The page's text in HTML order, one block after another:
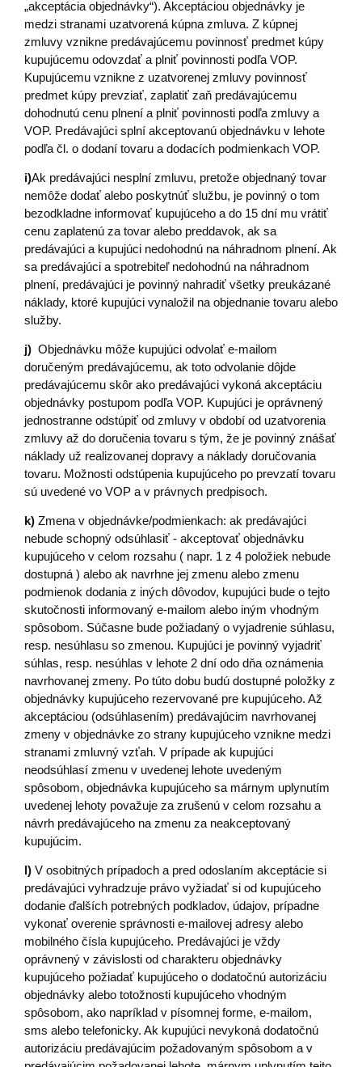
„akceptácia objednávky“). Akceptáciou objednávky je
medzi stranami uzatvorená kúpna zmluva. Z kúpnej
zmluvy vznikne predávajúcemu povinnosť predmet kúpy
kupujúcemu odovzdať a plniť povinnosti podľa VOP.
Kupujúcemu vznikne z uzatvorenej zmluvy povinnosť
predmet kúpy prevziať, zaplatiť zaň predávajúcemu
dohodnutú cenu plnení a plniť povinnosti podľa zmluvy a
VOP. Predávajúci splní akceptovanú objednávku v lehote
podľa čl. o dodaní tovaru a dodacích podmienkach VOP.
i)Ak predávajúci nesplní zmluvu, pretože objednaný tovar
nemôže dodať alebo poskytnúť službu, je povinný o tom
bezodkladne informovať kupujúceho a do 15 dní mu vrátiť
cenu zaplatenú za tovar alebo preddavok, ak sa
predávajúci a kupujúci nedohodnú na náhradnom plnení. Ak
sa predávajúci a spotrebiteľ nedohodnú na náhradnom
plnení, predávajúci je povinný nahradiť všetky preukázané
náklady, ktoré kupujúci vynaložil na objednanie tovaru alebo
služby.
j) Objednávku môže kupujúci odvolať e-mailom
doručeným predávajúcemu, ak toto odvolanie dôjde
predávajúcemu skôr ako predávajúci vykoná akceptáciu
objednávky postupom podľa VOP. Kupujúci je oprávnený
jednostranne odstúpiť od zmluvy v období od uzatvorenia
zmluvy až do doručenia tovaru s tým, že je povinný znášať
náklady už realizovanej dopravy a náklady doručovania
tovaru. Možnosti odstúpenia kupujúceho po prevzatí tovaru
sú uvedené vo VOP a v právnych predpisoch.
k) Zmena v objednávke/podmienkach: ak predávajúci
nebude schopný odsúhlasiť - akceptovať objednávku
kupujúceho v celom rozsahu ( napr. 1 z 4 položiek nebude
dostupná ) alebo ak navrhne jej zmenu alebo zmenu
podmienok dodania z iných dôvodov, kupujúci bude o tejto
skutočnosti informovaný e-mailom alebo iným vhodným
spôsobom. Súčasne bude požiadaný o vyjadrenie súhlasu,
resp. nesúhlasu so zmenou. Kupujúci je povinný vyjadriť
súhlas, resp. nesúhlas v lehote 2 dní odo dňa oznámenia
navrhovanej zmeny. Po túto dobu budú dostupné položky z
objednávky kupujúceho rezervované pre kupujúceho. Až
akceptáciou (odsúhlasením) predávajúcim navrhovanej
zmeny v objednávke zo strany kupujúceho vznikne medzi
stranami zmluvný vzťah. V prípade ak kupujúci
neodsúhlasí zmenu v uvedenej lehote uvedeným
spôsobom, objednávka kupujúceho sa márnym uplynutím
uvedenej lehoty považuje za zrušenú v celom rozsahu a
návrh predávajúceho na zmenu za neakceptovaný
kupujúcim.
l) V osobitných prípadoch a pred odoslaním akceptácie si
predávajúci vyhradzuje právo vyžiadať si od kupujúceho
dodanie ďalších potrebných podkladov, údajov, prípadne
vykonať overenie správnosti e-mailovej adresy alebo
mobilného čísla kupujúceho. Predávajúci je vždy
oprávnený v závislosti od charakteru objednávky
kupujúceho požiadať kupujúceho o dodatočnú autorizáciu
objednávky alebo totožnosti kupujúceho vhodným
spôsobom, ako napríklad v písomnej forme, e-mailom,
sms alebo telefonicky. Ak kupujúci nevykoná dodatočnú
autorizáciu predávajúcim požadovaným spôsobom a v